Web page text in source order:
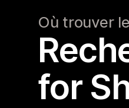
Où trouver
for